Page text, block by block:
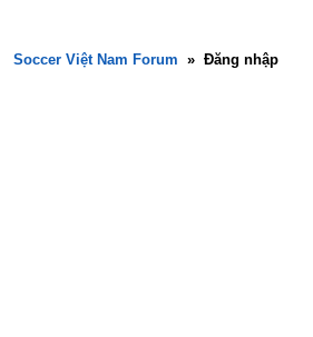
Soccer Việt Nam Forum » Đăng nhập